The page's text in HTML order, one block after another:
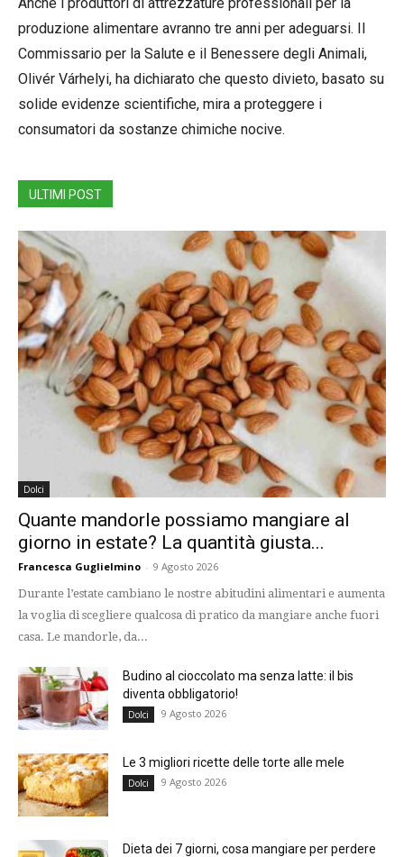
produzione alimentare avranno tre anni per adeguarsi. Il
Commissario per la Salute e il Benessere degli Animali,
Olivér Várhelyi, ha dichiarato che questo divieto, basato su
solide evidenze scientifiche, mira a proteggere i
consumatori da sostanze chimiche nocive.
ULTIMI POST
Dolci
Quante mandorle possiamo mangiare al
giorno in estate? La quantità giusta...
Francesca Guglielmino - 9 Agosto 2026
Durante l’estate cambiano le nostre abitudini alimentari e aumenta
la voglia di scegliere qualcosa di pratico da mangiare anche fuori
casa. Le mandorle, da...
Budino al cioccolato ma senza latte: il bis
diventa obbligatorio!
Dolci 9 Agosto 2026
Le 3 migliori ricette delle torte alle mele
Dolci 9 Agosto 2026
Dieta dei 7 giorni, cosa mangiare per perdere